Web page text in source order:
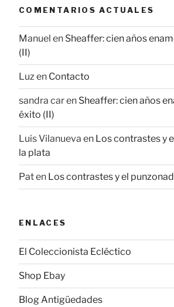
COMENTARIOS ACTUALES
Manuel en Sheaffer: cien años
(II)
Luzen Contacto
sandra caren Sheaffer: cien años
éxito (II)
Luis Vilanueva en Los contrastes y
la plata
Paten Los contrastes y el
ENLACES
El Coleccionista Ecléctico
Shop Ebay
Blog Antigüedades